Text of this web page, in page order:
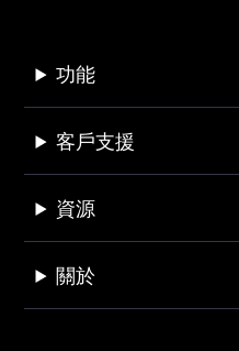
功能
客戶支援
資源
關於